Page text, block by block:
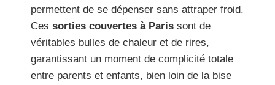
permettent de se dépenser sans attraper froid.
Ces sorties couvertes à Paris sont de
véritables bulles de chaleur et de rires,
garantissant un moment de complicité totale
entre parents et enfants, bien loin de la bise